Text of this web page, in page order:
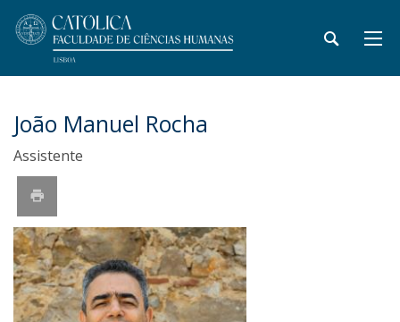
João Manuel Rocha
Assistente